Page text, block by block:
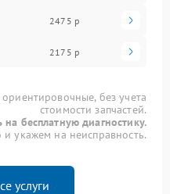
2475 р
2175 р
без учета
стоимости запчастей.
на бесплатную диагностику.
укажем на неисправность.
услуги